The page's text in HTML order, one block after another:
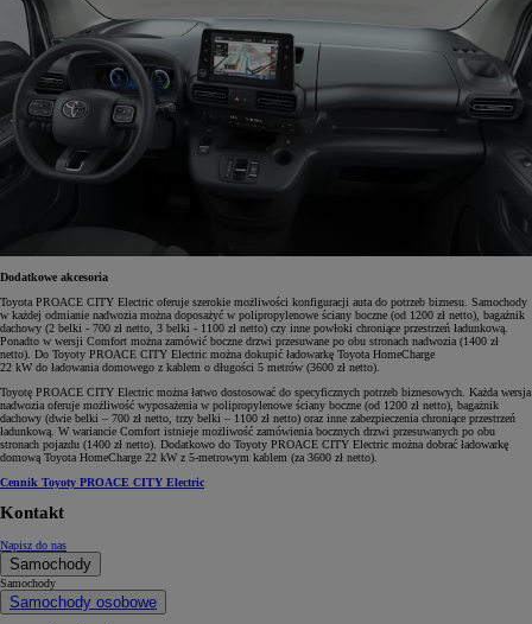
Dodatkowe akcesoria
Toyota PROACE CITY Electric oferuje szerokie możliwości konfiguracji auta do potrzeb biznesu. Samochody
w każdej odmianie nadwozia można doposażyć w polipropylenowe ściany boczne (od 1200 zł netto), bagażnik
dachowy (2 belki - 700 zł netto, 3 belki - 1100 zł netto) czy inne powłoki chroniące przestrzeń ładunkową.
Ponadto w wersji Comfort można zamówić boczne drzwi przesuwane po obu stronach nadwozia (1400 zł
netto). Do Toyoty PROACE CITY Electric można dokupić ładowarkę Toyota HomeCharge
22 kW do ładowania domowego z kablem o długości 5 metrów (3600 zł netto).
Toyotę PROACE CITY Electric można łatwo dostosować do specyficznych potrzeb biznesowych. Każda wersja
nadwozia oferuje możliwość wyposażenia w polipropylenowe ściany boczne (od 1200 zł netto), bagażnik
dachowy (dwie belki – 700 zł netto, trzy belki – 1100 zł netto) oraz inne zabezpieczenia chroniące przestrzeń
ładunkową. W wariancie Comfort istnieje możliwość zamówienia bocznych drzwi przesuwanych po obu
stronach pojazdu (1400 zł netto). Dodatkowo do Toyoty PROACE CITY Electric można dobrać ładowarkę
domową Toyota HomeCharge 22 kW z 5-metrowym kablem (za 3600 zł netto).
Cennik Toyoty PROACE CITY Electric
Kontakt
Napisz do nas
Samochody
Samochody
Samochody osobowe